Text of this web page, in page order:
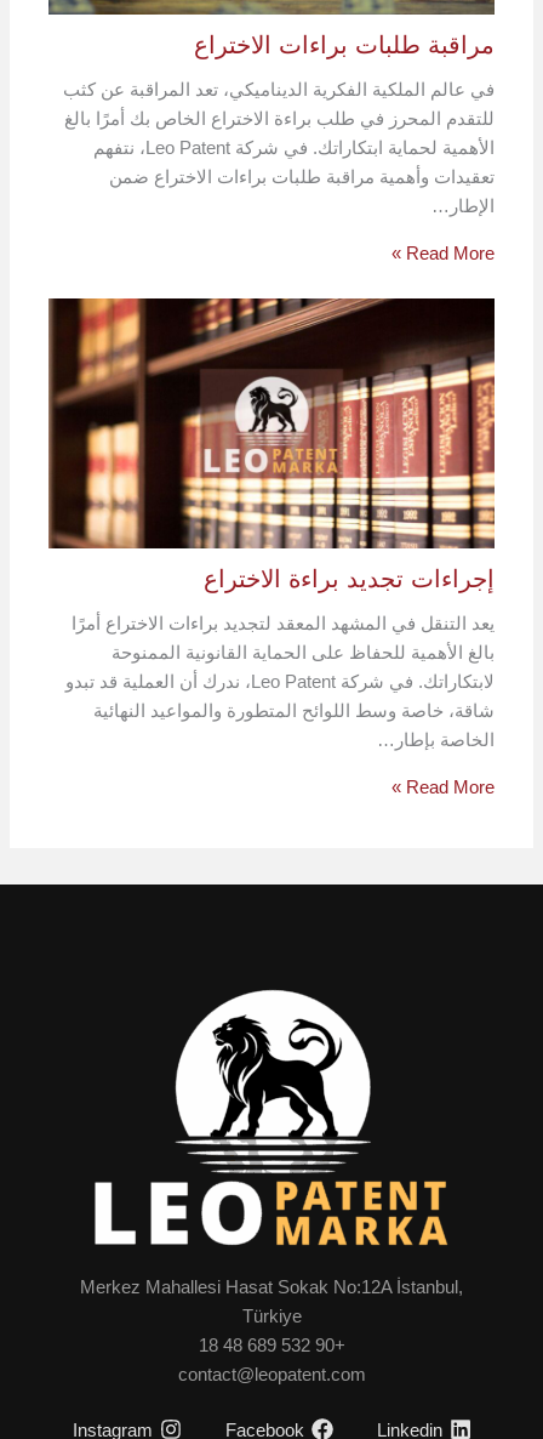
مراقبة طلبات براءات الاختراع
في عالم الملكية الفكرية الديناميكي، تعد المراقبة عن كثب
للتقدم المحرز في طلب براءة الاختراع الخاص بك أمرًا بالغ
الأهمية لحماية ابتكاراتك. في شركة Leo Patent، نتفهم
تعقيدات وأهمية مراقبة طلبات براءات الاختراع ضمن
الإطار…
Read More »
إجراءات تجديد براءة الاختراع
يعد التنقل في المشهد المعقد لتجديد براءات الاختراع أمرًا
بالغ الأهمية للحفاظ على الحماية القانونية الممنوحة
لابتكاراتك. في شركة Leo Patent، ندرك أن العملية قد تبدو
شاقة، خاصة وسط اللوائح المتطورة والمواعيد النهائية
الخاصة بإطار…
Read More »
Merkez Mahallesi Hasat Sokak No:12A İstanbul,
Türkiye
+90 532 689 48 18
contact@leopatent.com
Linkedin
Facebook
Instagram